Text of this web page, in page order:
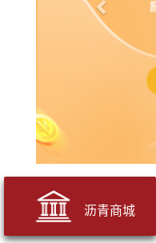
沥青商城